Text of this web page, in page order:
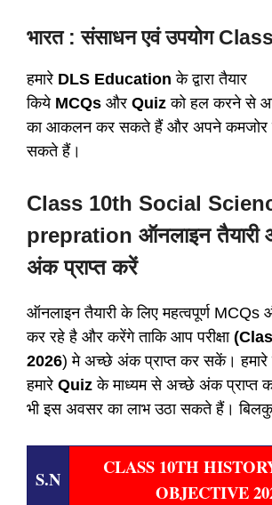
भारत : संसाधन एवं उपयोग
हमारे DLS Education के द्वारा तैयार
किये MCQs और Quiz को हल करने से
का आकलन कर सकते हैं और अपने कमजोर
सकते हैं।
Class 10th Social
prepration ऑनलाइन तैयारी
अंक प्राप्त करें
ऑनलाइन तैयारी के लिए महत्वपूर्ण MCQs
कर रहे है और करेंगे ताकि आप परीक्षा
2026) मे अच्छे अंक प्राप्त कर सकें। हमारे
हमारे Quiz के माध्यम से अच्छे अंक प्राप्त
भी इस अवसर का लाभ उठा सकते हैं।
S.N
CLASS 10TH
OBJECTIVE